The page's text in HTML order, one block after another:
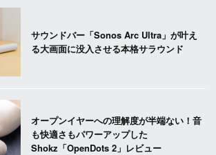
サウンドバー「Sonos Arc Ultra」が叶え
る大画面に没入させる本格サラウンド
オープンイヤーへの理解度が半端ない！音
も快適さもパワーアップした
Shokz「OpenDots 2」レビュー